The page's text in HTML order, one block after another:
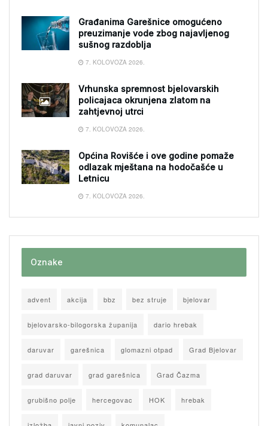
Građanima Garešnice omogućeno
preuzimanje vode zbog najavljenog
sušnog razdoblja
7. KOLOVOZA 2026.
Vrhunska spremnost bjelovarskih
policajaca okrunjena zlatom na
zahtjevnoj utrci
7. KOLOVOZA 2026.
Općina Rovišće i ove godine pomaže
odlazak mještana na hodočašće u
Letnicu
7. KOLOVOZA 2026.
Oznake
advent akcija bbz bez struje bjelovar
bjelovarsko-bilogorska županija dario hrebak
daruvar garešnica glomazni otpad Grad Bjelovar
grad daruvar grad garešnica Grad Čazma
grubišno polje hercegovac HOK hrebak